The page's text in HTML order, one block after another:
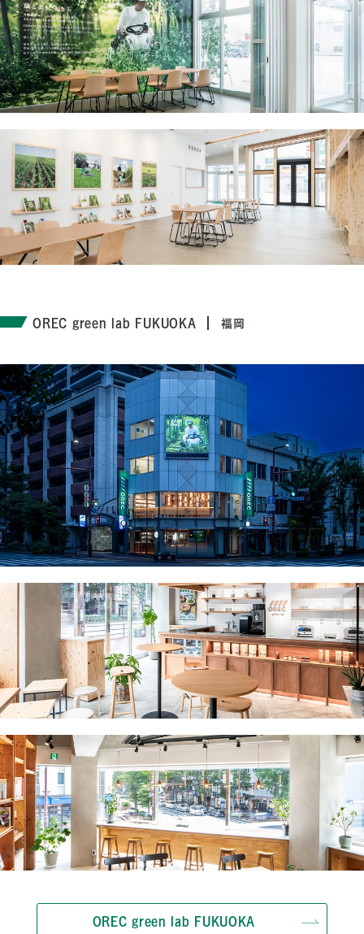
OREC green lab FUKUOKA 福岡
OREC green lab FUKUOKA